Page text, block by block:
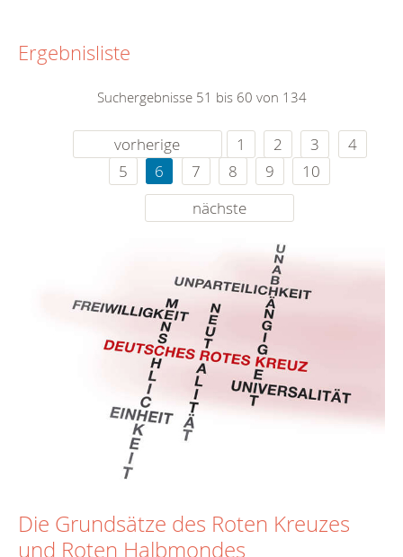
Ergebnisliste
Suchergebnisse 51 bis 60 von 134
vorherige 1 2 3
4
5
6 7 8 9
10
nächste
Die Grundsätze des Roten Kreuzes
und Roten Halbmondes